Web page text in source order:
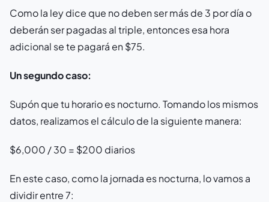
Como la ley dice que no deben ser más de 3 por día o
deberán ser pagadas al triple, entonces esa hora
adicional se te pagará en $75.
Un segundo caso:
Supón que tu horario es nocturno. Tomando los mismos
datos, realizamos el cálculo de la siguiente manera:
$6,000 / 30 = $200 diarios
En este caso, como la jornada es nocturna, lo vamos a
dividir entre 7: